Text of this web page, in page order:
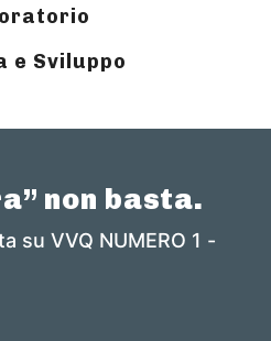
e Sviluppo
non basta.
su VVQ NUMERO 1 -